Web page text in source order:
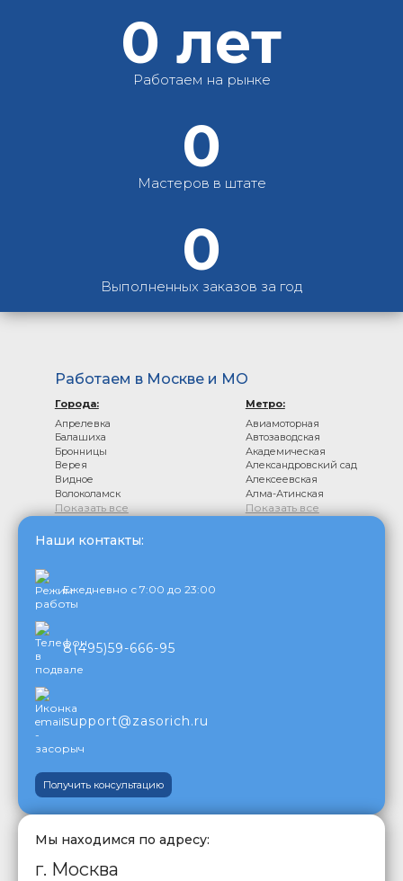
0 лет
Работаем на рынке
0
Мастеров в штате
0
Выполненных заказов за год
Работаем в Москве и МО
Города:
Апрелевка
Балашиха
Бронницы
Верея
Видное
Волоколамск
Показать все
Метро:
Авиамоторная
Автозаводская
Академическая
Александровский сад
Алексеевская
Алма-Атинская
Показать все
Наши контакты:
Ежедневно с 7:00 до 23:00
8(495)59-666-95
support@zasorich.ru
Получить консультацию
Мы находимся по адресу:
г. Москва